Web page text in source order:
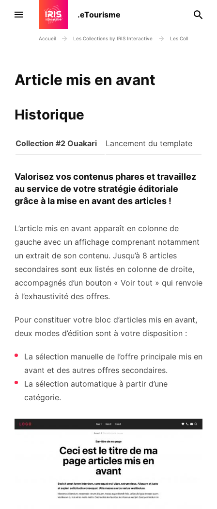
Menu
IRIS
du
e-
.eTourisme
Accueil Les Collections by IRIS Interactive Les Collections en
Article mis en avant
Historique
Collection #2 Ouakari Lancement du template
Valorisez vos contenus phares et travaillez
au service de votre stratégie éditoriale
grâce à la mise en avant des articles !
L’article mis en avant apparaît en colonne de
gauche avec un affichage comprenant notamment
un extrait de son contenu. Jusqu’à 8 articles
secondaires sont eux listés en colonne de droite,
accompagnés d’un bouton « Voir tout » qui renvoie
à l’exhaustivité des offres.
Pour constituer votre bloc d’articles mis en avant,
deux modes d’édition sont à votre disposition :
La sélection manuelle de l’offre principale mis en
avant et des autres offres secondaires.
La sélection automatique à partir d’une
catégorie.